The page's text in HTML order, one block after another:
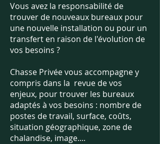
Vous avez la responsabilité de
trouver de nouveaux bureaux pour
une nouvelle installation ou pour un
transfert en raison de l'évolution de
vos besoins ?
Chasse Privée vous accompagne y
compris dans la revue de vos
enjeux, pour trouver les bureaux
adaptés à vos besoins : nombre de
postes de travail, surface, coûts,
situation géographique, zone de
chalandise, image....